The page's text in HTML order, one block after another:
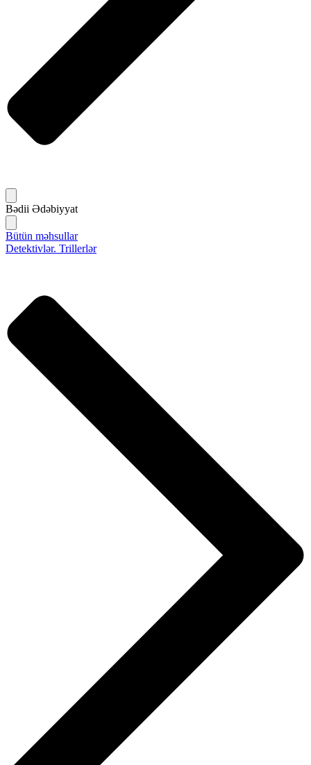
Bədii Ədəbiyyat
Bütün məhsullar
Detektivlər. Trillerlər